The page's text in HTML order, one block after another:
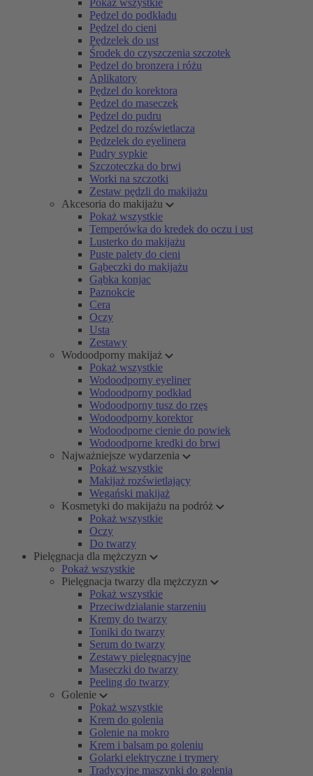
Pokaż wszystkie
Pędzel do podkładu
Pędzel do cieni
Pędzelek do ust
Środek do czyszczenia szczotek
Pędzel do bronzera i różu
Aplikatory
Pędzel do korektora
Pędzel do maseczek
Pędzel do pudru
Pędzel do rozświetlacza
Pędzelek do eyelinera
Pudry sypkie
Szczoteczka do brwi
Worki na szczotki
Zestaw pędzli do makijażu
Akcesoria do makijażu
Pokaż wszystkie
Temperówka do kredek do oczu i ust
Lusterko do makijażu
Puste palety do cieni
Gąbeczki do makijażu
Gąbka konjac
Paznokcie
Cera
Oczy
Usta
Zestawy
Wodoodporny makijaż
Pokaż wszystkie
Wodoodporny eyeliner
Wodoodporny podkład
Wodoodporny tusz do rzęs
Wodoodporny korektor
Wodoodporne cienie do powiek
Wodoodporne kredki do brwi
Najważniejsze wydarzenia
Pokaż wszystkie
Makijaż rozświetlający
Wegański makijaż
Kosmetyki do makijażu na podróż
Pokaż wszystkie
Oczy
Do twarzy
Pielęgnacja dla mężczyzn
Pokaż wszystkie
Pielęgnacja twarzy dla mężczyzn
Pokaż wszystkie
Przeciwdziałanie starzeniu
Kremy do twarzy
Toniki do twarzy
Serum do twarzy
Zestawy pielęgnacyjne
Maseczki do twarzy
Peeling do twarzy
Golenie
Pokaż wszystkie
Krem do golenia
Golenie na mokro
Krem i balsam po goleniu
Golarki elektryczne i trymery
Tradycyjne maszynki do golenia